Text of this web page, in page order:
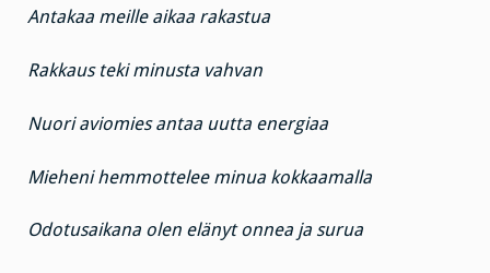
Antakaa meille aikaa rakastua
Rakkaus teki minusta vahvan
Nuori aviomies antaa uutta energiaa
Mieheni hemmottelee minua kokkaamalla
Odotusaikana olen elänyt onnea ja surua